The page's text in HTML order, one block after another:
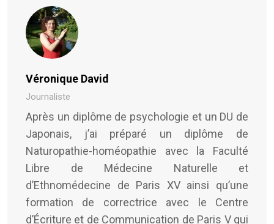
Véronique David
Journaliste
Après un diplôme de psychologie et un DU de
Japonais, j’ai préparé un diplôme de
Naturopathie-homéopathie avec la Faculté
Libre de Médecine Naturelle et
d’Ethnomédecine de Paris XV ainsi qu’une
formation de correctrice avec le Centre
d’Écriture et de Communication de Paris V qui